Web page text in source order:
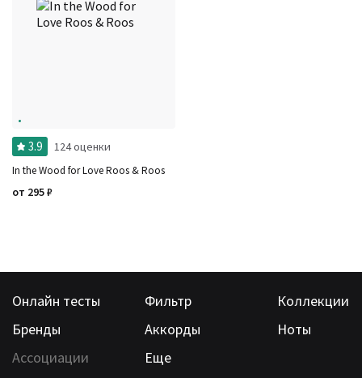
3.9 124 оценки
In the Wood for Love Roos & Roos
от 295₽
Онлайн тесты Фильтр
Коллекции
Бренды
Аккорды
Ноты
Ассоциации
Еще